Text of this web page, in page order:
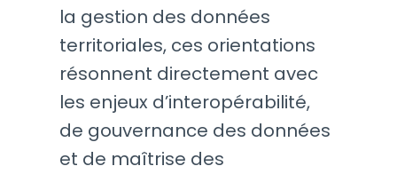
la gestion des données
territoriales, ces orientations
résonnent directement avec
les enjeux d’interopérabilité,
de gouvernance des données
et de maîtrise des